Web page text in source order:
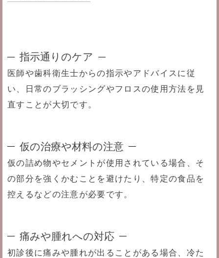
指示通りのケア
医師や歯科衛生士からの指示やアドバイスに従
い、日常のブラッシングやフロスの使用方法を見
直すことが大切です。
仮の治療や材料の注意
仮の詰め物やセメントが使用されている場合、そ
の部分を強くかむことを避けたり、特定の食品を
控えるなどの注意が必要です。
痛みや腫れへの対応
初診後に痛みや腫れが出ることがある場合、冷た